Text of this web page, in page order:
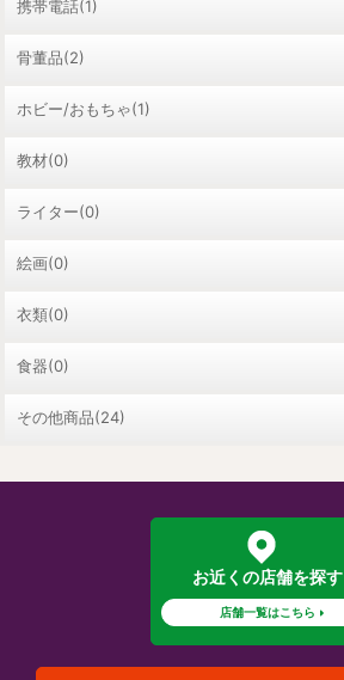
携帯電話(1)
骨董品(2)
ホビー/おもちゃ(1)
教材(0)
ライター(0)
絵画(0)
衣類(0)
食器(0)
その他商品(24)
お近くの店舗を探す
店舗一覧はこちら